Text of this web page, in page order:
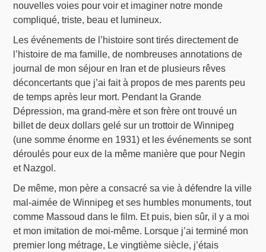
nouvelles voies pour voir et imaginer notre monde
compliqué, triste, beau et lumineux.
Les événements de l’histoire sont tirés directement de
l’histoire de ma famille, de nombreuses annotations de
journal de mon séjour en Iran et de plusieurs rêves
déconcertants que j’ai fait à propos de mes parents peu
de temps après leur mort. Pendant la Grande
Dépression, ma grand-mère et son frère ont trouvé un
billet de deux dollars gelé sur un trottoir de Winnipeg
(une somme énorme en 1931) et les événements se sont
déroulés pour eux de la même manière que pour Negin
et Nazgol.
De même, mon père a consacré sa vie à défendre la ville
mal-aimée de Winnipeg et ses humbles monuments, tout
comme Massoud dans le film. Et puis, bien sûr, il y a moi
et mon imitation de moi-même. Lorsque j’ai terminé mon
premier long métrage, Le vingtième siècle, j’étais